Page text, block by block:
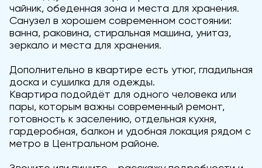
чайник, обеденная зона и места для хранения.
Санузел в хорошем современном состоянии:
ванна, раковина, стиральная машина, унитаз,
зеркало и места для хранения.
Дополнительно в квартире есть утюг, гладильная
доска и сушилка для одежды.
Квартира подойдёт для одного человека или
пары, которым важны современный ремонт,
готовность к заселению, отдельная кухня,
гардеробная, балкон и удобная локация рядом с
метро в Центральном районе.